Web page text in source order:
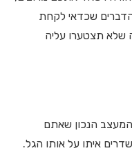
הדברים שכדאי לקחת
שלא תצטערו עליה
הנכון שאתם
איתו על אותו הגל.